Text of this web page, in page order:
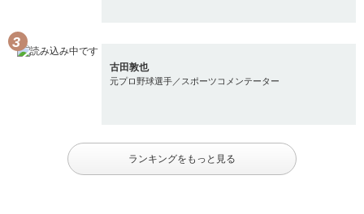
古田敦也
元プロ野球選手／スポーツコメンテーター
ランキングをもっと見る